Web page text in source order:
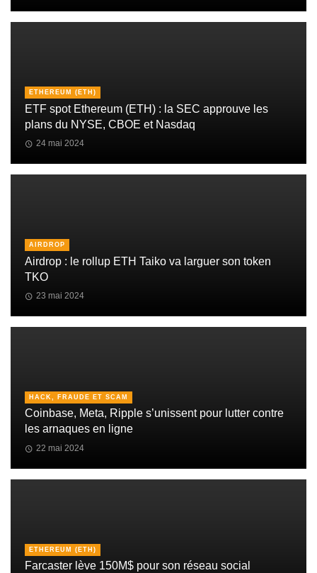
ETHEREUM (ETH)
ETF spot Ethereum (ETH) : la SEC approuve les
plans du NYSE, CBOE et Nasdaq
24 mai 2024
AIRDROP
Airdrop : le rollup ETH Taiko va larguer son token
TKO
23 mai 2024
HACK, FRAUDE ET SCAM
Coinbase, Meta, Ripple s’unissent pour lutter contre
les arnaques en ligne
22 mai 2024
ETHEREUM (ETH)
Farcaster lève 150M$ pour son réseau social